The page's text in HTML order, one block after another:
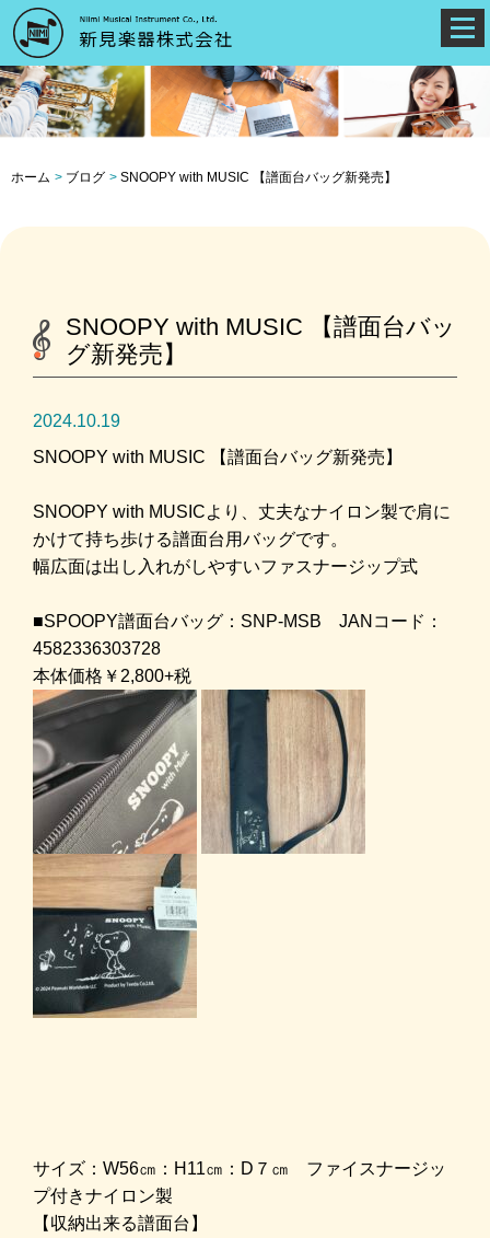
ホーム ブログ SNOOPY with MUSIC 【譜面台バッグ新発売】
SNOOPY with MUSIC 【譜面台バッ
グ新発売】
2024.10.19
SNOOPY with MUSIC 【譜面台バッグ新発売】
SNOOPY with MUSICより、丈夫なナイロン製で肩に
かけて持ち歩ける譜面台用バッグです。
幅広面は出し入れがしやすいファスナージップ式
■SPOOPY譜面台バッグ：SNP-MSB JANコード：
4582336303728
本体価格￥2,800+税
サイズ：W56㎝：H11㎝：D７㎝ ファイスナージッ
プ付きナイロン製
【収納出来る譜面台】